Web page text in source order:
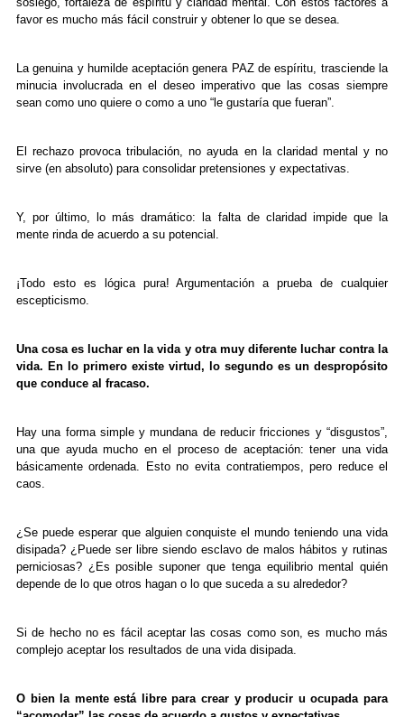
favor es mucho más fácil construir y obtener lo que se desea.
La genuina y humilde aceptación genera PAZ de espíritu, trasciende la
minucia involucrada en el deseo imperativo que las cosas siempre
sean como uno quiere o como a uno “le gustaría que fueran”.
El rechazo provoca tribulación, no ayuda en la claridad mental y no
sirve (en absoluto) para consolidar pretensiones y expectativas.
Y, por último, lo más dramático: la falta de claridad impide que la
mente rinda de acuerdo a su potencial.
¡Todo esto es lógica pura! Argumentación a prueba de cualquier
escepticismo.
Una cosa es luchar en la vida y otra muy diferente luchar contra la
vida. En lo primero existe virtud, lo segundo es un despropósito
que conduce al fracaso.
Hay una forma simple y mundana de reducir fricciones y “disgustos”,
una que ayuda mucho en el proceso de aceptación: tener una vida
básicamente ordenada. Esto no evita contratiempos, pero reduce el
caos.
¿Se puede esperar que alguien conquiste el mundo teniendo una vida
disipada? ¿Puede ser libre siendo esclavo de malos hábitos y rutinas
perniciosas? ¿Es posible suponer que tenga equilibrio mental quién
depende de lo que otros hagan o lo que suceda a su alrededor?
Si de hecho no es fácil aceptar las cosas como son, es mucho más
complejo aceptar los resultados de una vida disipada.
O bien la mente está libre para crear y producir u ocupada para